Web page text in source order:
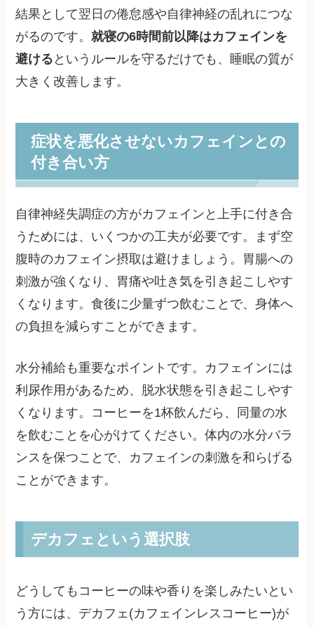
結果として翌日の倦怠感や自律神経の乱れにつな
がるのです。就寝の6時間前以降はカフェインを
避ける というルールを守るだけでも、睡眠の質が
大きく改善します。
症状を悪化させないカフェインとの
付き合い方
自律神経失調症の方がカフェインと上手に付き合
うためには、いくつかの工夫が必要です。まず空
腹時のカフェイン摂取は避けましょう。胃腸への
刺激が強くなり、胃痛や吐き気を引き起こしやす
くなります。食後に少量ずつ飲むことで、身体へ
の負担を減らすことができます。
水分補給も重要なポイントです。カフェインには
利尿作用があるため、脱水状態を引き起こしやす
くなります。コーヒーを1杯飲んだら、同量の水
を飲むことを心がけてください。体内の水分バラ
ンスを保つことで、カフェインの刺激を和らげる
ことができます。
デカフェという選択肢
どうしてもコーヒーの味や香りを楽しみたいとい
う方には、デカフェ(カフェインレスコーヒー)が